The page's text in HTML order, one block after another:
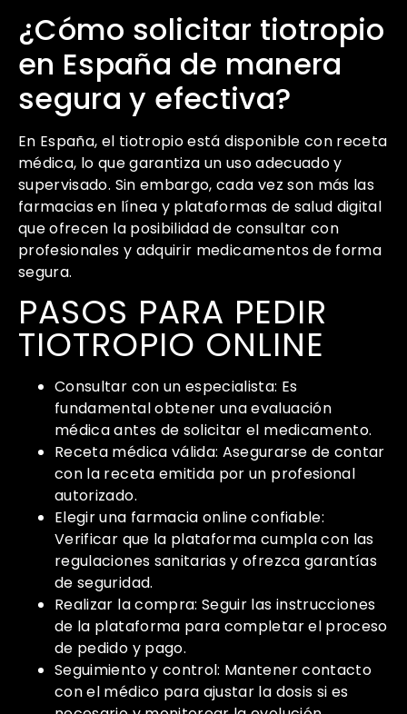
¿Cómo solicitar tiotropio
en España de manera
segura y efectiva?
En España, el tiotropio está disponible con receta
médica, lo que garantiza un uso adecuado y
supervisado. Sin embargo, cada vez son más las
farmacias en línea y plataformas de salud digital
que ofrecen la posibilidad de consultar con
profesionales y adquirir medicamentos de forma
segura.
PASOS PARA PEDIR
TIOTROPIO ONLINE
Consultar con un especialista: Es
fundamental obtener una evaluación
médica antes de solicitar el medicamento.
Receta médica válida: Asegurarse de contar
con la receta emitida por un profesional
autorizado.
Elegir una farmacia online confiable:
Verificar que la plataforma cumpla con las
regulaciones sanitarias y ofrezca garantías
de seguridad.
Realizar la compra: Seguir las instrucciones
de la plataforma para completar el proceso
de pedido y pago.
Seguimiento y control: Mantener contacto
con el médico para ajustar la dosis si es